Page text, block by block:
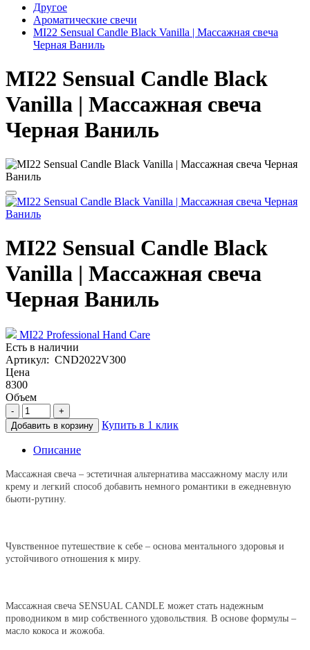
Другое
Ароматические свечи
MI22 Sensual Candle Black Vanilla | Массажная свеча
Черная Ваниль
MI22 Sensual Candle Black
Vanilla | Массажная свеча
Черная Ваниль
MI22 Sensual Candle Black
Vanilla | Массажная свеча
Черная Ваниль
MI22 Professional Hand Care
Есть в наличии
Артикул: CND2022V300
Цена
8300
Объем
-
+
Добавить в корзину
Купить в 1 клик
Описание
Массажная свеча – эстетичная альтернатива массажному маслу или
крему и легкий способ добавить немного романтики в ежедневную
бьюти-рутину.
Чувственное путешествие к себе – основа ментального здоровья и
устойчивого отношения к миру.
Массажная свеча SENSUAL CANDLE может стать надежным
проводником в мир собственного удовольствия. В основе формулы –
масло кокоса и жожоба.